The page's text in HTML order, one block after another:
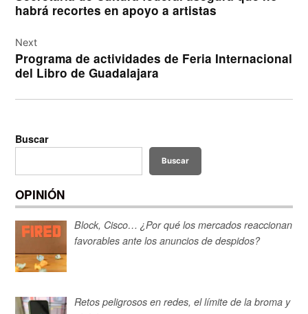
entradas
habrá recortes en apoyo a artistas
Next
Programa de actividades de Feria Internacional
del Libro de Guadalajara
Buscar
Buscar
OPINIÓN
Block, Cisco… ¿Por qué los mercados reaccionan
favorables ante los anuncios de despidos?
Retos peligrosos en redes, el límite de la broma y